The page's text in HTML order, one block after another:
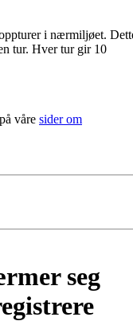
i nærmiljøet.
tur. Hver tur gir 10
våre sider om
seg